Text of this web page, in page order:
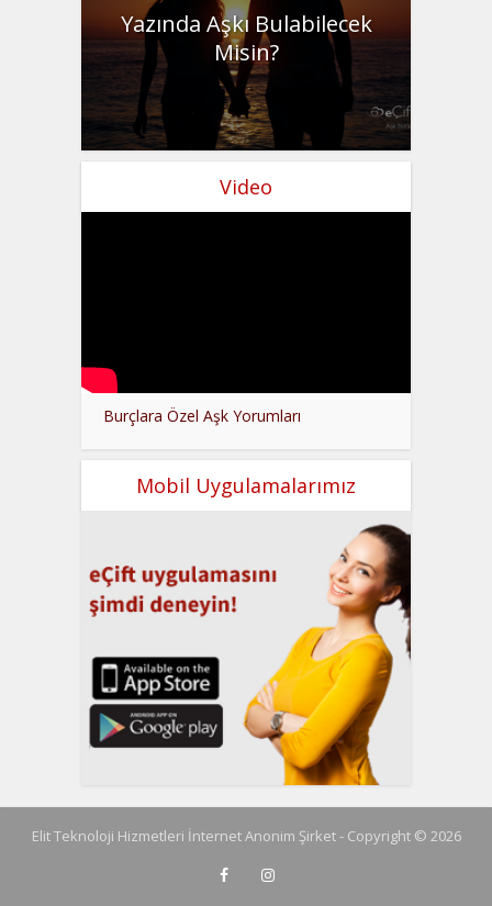
Yazında Aşkı Bulabilecek
Misin?
Video
Burçlara Özel Aşk Yorumları
Mobil Uygulamalarımız
Elit Teknoloji Hizmetleri İnternet Anonim Şirket - Copyright © 2026